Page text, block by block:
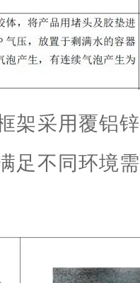
架采用覆铝
足不同环境